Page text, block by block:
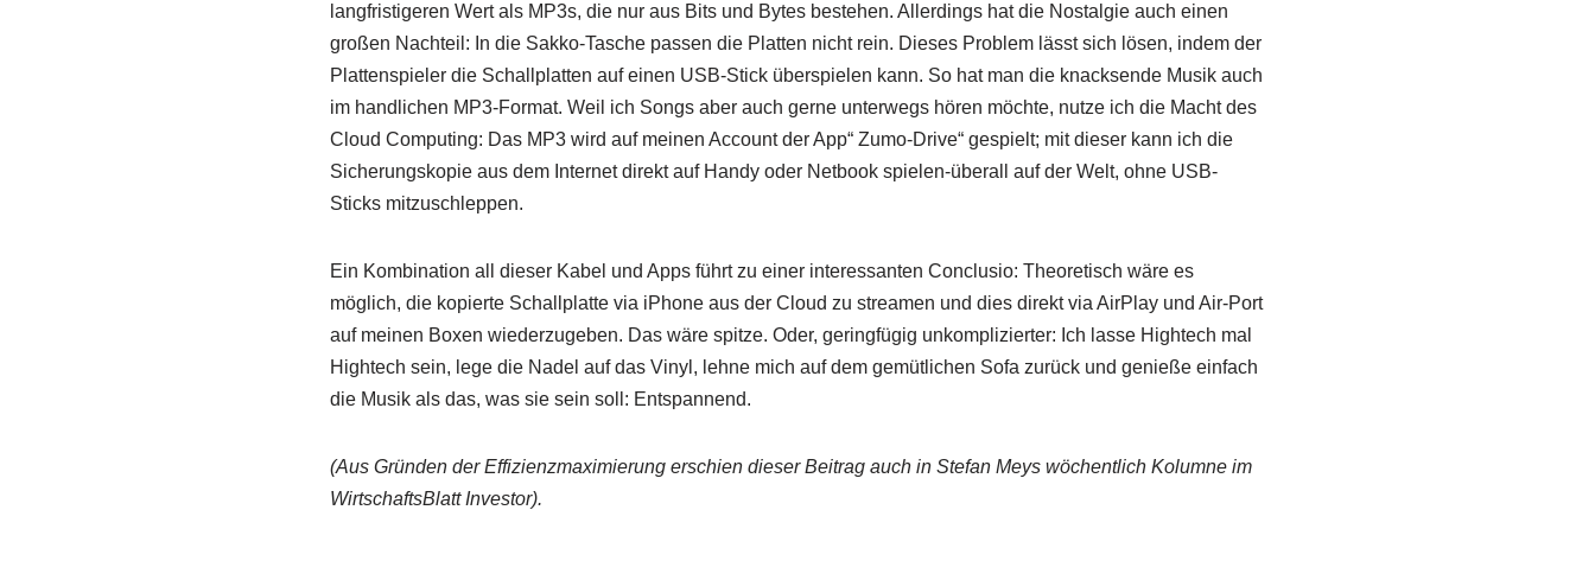
langfristigeren Wert als MP3s, die nur aus Bits und Bytes bestehen. Allerdings hat die Nostalgie auch einen
großen Nachteil: In die Sakko-Tasche passen die Platten nicht rein. Dieses Problem lässt sich lösen, indem der
Plattenspieler die Schallplatten auf einen USB-Stick überspielen kann. So hat man die knacksende Musik auch
im handlichen MP3-Format. Weil ich Songs aber auch gerne unterwegs hören möchte, nutze ich die Macht des
Cloud Computing: Das MP3 wird auf meinen Account der App“ Zumo-Drive“ gespielt; mit dieser kann ich die
Sicherungskopie aus dem Internet direkt auf Handy oder Netbook spielen-überall auf der Welt, ohne USB-
Sticks mitzuschleppen.
Ein Kombination all dieser Kabel und Apps führt zu einer interessanten Conclusio: Theoretisch wäre es
möglich, die kopierte Schallplatte via iPhone aus der Cloud zu streamen und dies direkt via AirPlay und Air-Port
auf meinen Boxen wiederzugeben. Das wäre spitze. Oder, geringfügig unkomplizierter: Ich lasse Hightech mal
Hightech sein, lege die Nadel auf das Vinyl, lehne mich auf dem gemütlichen Sofa zurück und genieße einfach
die Musik als das, was sie sein soll: Entspannend.
(Aus Gründen der Effizienzmaximierung erschien dieser Beitrag auch in Stefan Meys wöchentlich Kolumne im
WirtschaftsBlatt Investor).